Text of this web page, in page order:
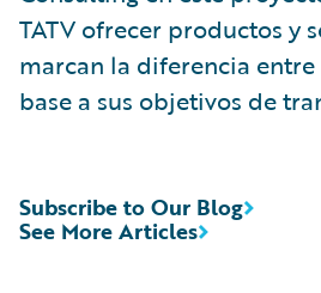
TATV ofrecer productos y
marcan la diferencia entre
base a sus objetivos de
See More Articles
Subscribe to Our Blog